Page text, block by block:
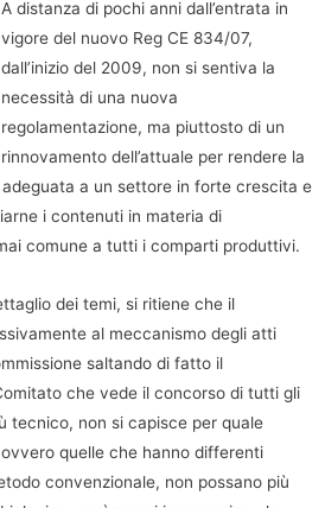
A distanza di pochi anni dall’entrata in
vigore del nuovo Reg CE 834/07,
dall’inizio del 2009, non si sentiva la
necessità di una nuova
regolamentazione, ma piuttosto di un
rinnovamento dell’attuale per rendere la
a un settore in forte crescita e
i contenuti in materia di
comune a tutti i comparti produttivi.
dei temi, si ritiene che il
al meccanismo degli atti
saltando di fatto il
che vede il concorso di tutti gli
tecnico, non si capisce per quale
ovvero quelle che hanno differenti
convenzionale, non possano più